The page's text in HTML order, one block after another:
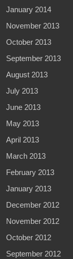
January 2014
November 2013
October 2013
September 2013
August 2013
July 2013
June 2013
May 2013
April 2013
March 2013
February 2013
January 2013
December 2012
November 2012
October 2012
September 2012